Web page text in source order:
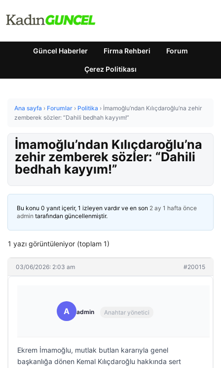
Güncel Haberler Firma Rehberi Forum
Çerez Politikası
Ana sayfa › Forumlar › Politika › İmamoğlu’ndan Kılıçdaroğlu’na zehir
zemberek sözler: “Dahili bedhah kayyım!”
İmamoğlu’ndan Kılıçdaroğlu’na
zehir zemberek sözler: “Dahili
bedhah kayyım!”
Bu konu 0 yanıt içerir, 1 izleyen vardır ve en son 2 ay 1 hafta önce
admin tarafından güncellenmiştir.
1 yazı görüntüleniyor (toplam 1)
03/06/2026: 2:03 am #20015
A admin Anahtar yönetici
Ekrem İmamoğlu, mutlak butlan kararıyla genel
başkanlığa dönen Kemal Kılıçdaroğlu hakkında sert